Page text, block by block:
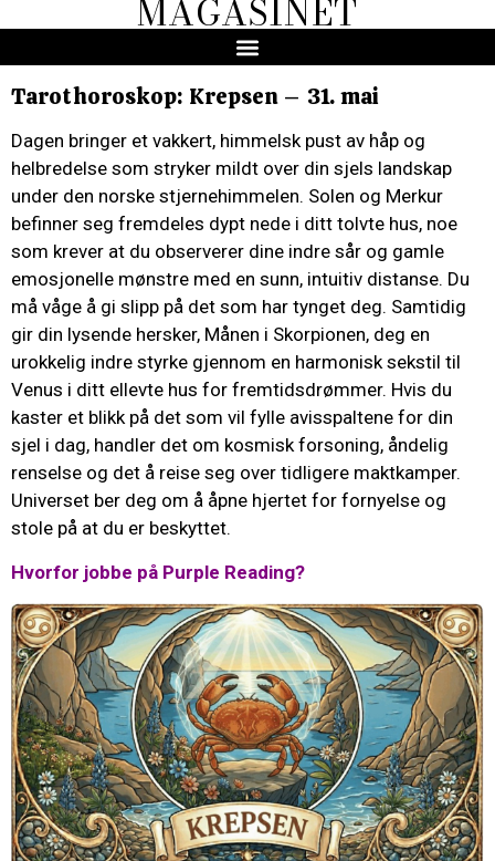
MAGASINET
Tarothoroskop: Krepsen – 31. mai
Dagen bringer et vakkert, himmelsk pust av håp og
helbredelse som stryker mildt over din sjels landskap
under den norske stjernehimmelen. Solen og Merkur
befinner seg fremdeles dypt nede i ditt tolvte hus, noe
som krever at du observerer dine indre sår og gamle
emosjonelle mønstre med en sunn, intuitiv distanse. Du
må våge å gi slipp på det som har tynget deg. Samtidig
gir din lysende hersker, Månen i Skorpionen, deg en
urokkelig indre styrke gjennom en harmonisk sekstil til
Venus i ditt ellevte hus for fremtidsdrømmer. Hvis du
kaster et blikk på det som vil fylle avisspaltene for din
sjel i dag, handler det om kosmisk forsoning, åndelig
renselse og det å reise seg over tidligere maktkamper.
Universet ber deg om å åpne hjertet for fornyelse og
stole på at du er beskyttet.
Hvorfor jobbe på Purple Reading?